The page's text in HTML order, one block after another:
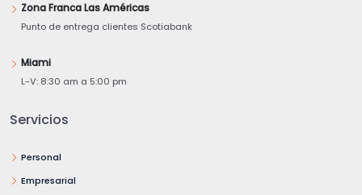
Zona Franca Las Américas
Punto de entrega clientes Scotiabank
Miami
L-V: 8:30 am a 5:00 pm
Servicios
Personal
Empresarial